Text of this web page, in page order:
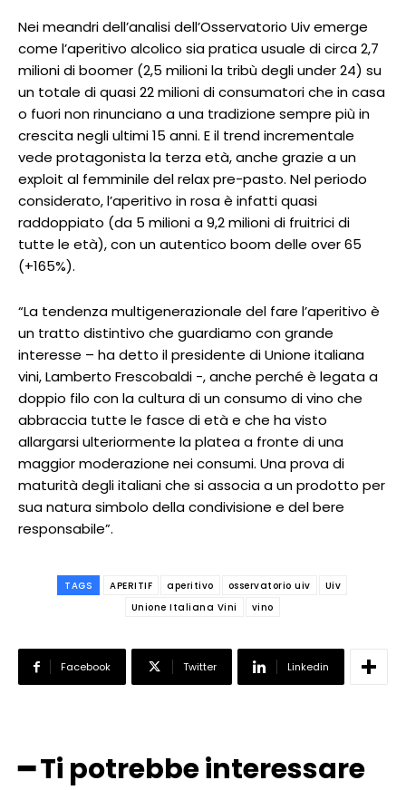
Nei meandri dell’analisi dell’Osservatorio Uiv emerge
come l’aperitivo alcolico sia pratica usuale di circa 2,7
milioni di boomer (2,5 milioni la tribù degli under 24) su
un totale di quasi 22 milioni di consumatori che in casa
o fuori non rinunciano a una tradizione sempre più in
crescita negli ultimi 15 anni. E il trend incrementale
vede protagonista la terza età, anche grazie a un
exploit al femminile del relax pre-pasto. Nel periodo
considerato, l’aperitivo in rosa è infatti quasi
raddoppiato (da 5 milioni a 9,2 milioni di fruitrici di
tutte le età), con un autentico boom delle over 65
(+165%).
“La tendenza multigenerazionale del fare l’aperitivo è
un tratto distintivo che guardiamo con grande
interesse – ha detto il presidente di Unione italiana
vini, Lamberto Frescobaldi -, anche perché è legata a
doppio filo con la cultura di un consumo di vino che
abbraccia tutte le fasce di età e che ha visto
allargarsi ulteriormente la platea a fronte di una
maggior moderazione nei consumi. Una prova di
maturità degli italiani che si associa a un prodotto per
sua natura simbolo della condivisione e del bere
responsabile”.
TAGS APERITIF aperitivo osservatorio uiv
Uiv
Unione Italiana Vini
vino
Facebook Twitter Linkedin
━ Ti potrebbe interessare